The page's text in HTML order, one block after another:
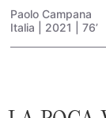
Paolo Campana
Italia | 2021 | 76’